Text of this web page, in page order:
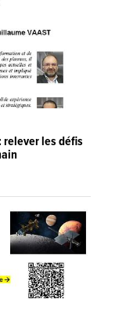
les défis